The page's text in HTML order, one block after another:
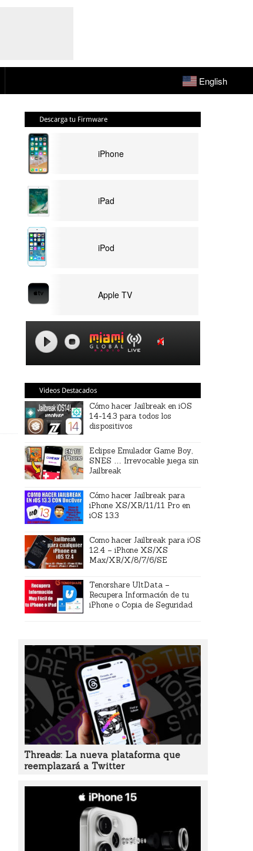
English
Descarga tu Firmware
iPhone
iPad
iPod
Apple TV
Videos Destacados
Cómo hacer Jailbreak en iOS
14-14.3 para todos los
dispositivos
Eclipse Emulador Game Boy,
SNES … Irrevocable juega sin
Jailbreak
Cómo hacer Jailbreak para
iPhone XS/XR/11/11 Pro en
iOS 13.3
Como hacer Jailbreak para iOS
12.4 – iPhone XS/XS
Max/XR/X/8/7/6/SE
Tenorshare UltData –
Recupera Información de tu
iPhone o Copia de Seguridad
Threads: La nueva plataforma que
reemplazará a Twitter